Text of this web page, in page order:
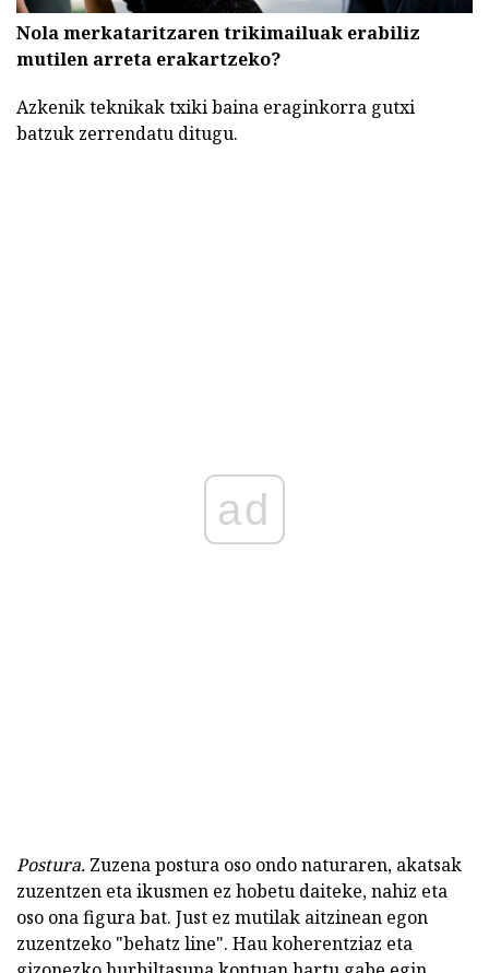
Nola merkataritzaren trikimailuak erabiliz
mutilen arreta erakartzeko?
Azkenik teknikak txiki baina eraginkorra gutxi
batzuk zerrendatu ditugu.
ad
Postura. Zuzena postura oso ondo naturaren, akatsak
zuzentzen eta ikusmen ez hobetu daiteke, nahiz eta
oso ona figura bat. Just ez mutilak aitzinean egon
zuzentzeko "behatz line". Hau koherentziaz eta